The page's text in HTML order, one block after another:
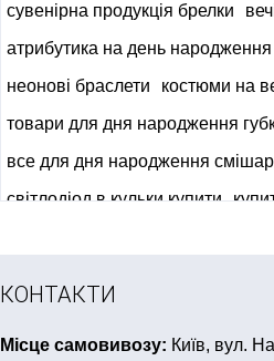
сувенірна продукція брелки
атрибутика на день
неонові браслети
костюми на
товари для дня народження
все для дня народження
світлодіод в кульки купити
КОНТАКТИ
Місце самовивозу: Київ, вул.